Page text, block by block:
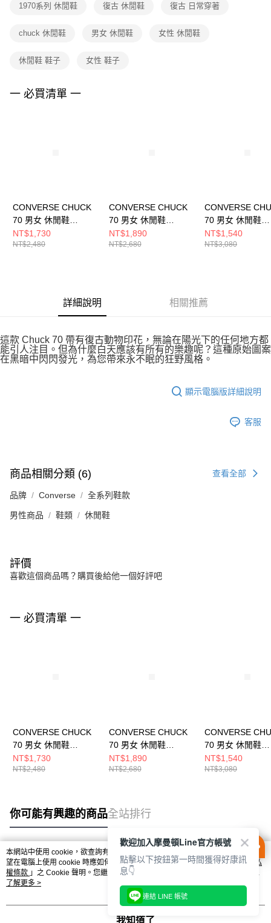
１．透過由恩沛科技股份有限公司提供之「AFTEE先享後付」服務完成之交
權轉讓予恩沛科技股份有限公司。
３．未成年的使用者請事先徵得法定代理人或監護人之同意方可使用
４．使用「AFTEE先享後付」時，將依據個別帳號之用戶狀況，依本公司即
1970系列 休閒鞋 復古 休閒鞋 復古 日常穿著
chuck 休閒鞋 男女 休閒鞋 女性 休閒鞋
休閒鞋 鞋子 女性 鞋子
一 必買清單 一
CONVERSE CHUCK
70 男女 休閒鞋
A13840C
NT$1,730
NT$2,480
CONVERSE CHUCK
70 男女 休閒鞋
A13852C
NT$1,890
NT$2,680
CONVERSE
70 男女 休閒鞋
A12455C
NT$1,540
NT$3,080
詳細說明 相關推薦
這款 Chuck 70 帶有復古動物印花，無論在陽光下的任何地方都
能引人注目。但為什麼白天應該有所有的樂趣呢？這種原始圖案
在黑暗中閃閃發光，為您帶來永不眠的狂野風格。
顯示電腦版詳細說明
客服
商品相關分類 (6) 查看全部
品牌 Converse 全系列鞋款
男性商品 鞋類 休閒鞋
評價
喜歡這個商品嗎？購買後給他一個好評吧
一 必買清單 一
CONVERSE CHUCK
70 男女 休閒鞋
A13840C
NT$1,730
NT$2,480
CONVERSE CHUCK
70 男女 休閒鞋
A13852C
NT$1,890
NT$2,680
CONVERSE
70 男女 休閒鞋
A12455C
NT$1,540
NT$3,080
你可能有興趣的商品全站排行
熱門標籤
本網站中使用 cookie，欲查詢有關本網站使用 cookie 方式之詳情，及若您不希
望在電腦上使用 cookie 時應如何變更電腦的 cookie 設定，請參閱本網站「
隱私
權條款 」之 Cookie 聲明。您繼續使用本網站即表示您同意本公司得按本網站使
用條款之 Cookie 聲明使用 cookie。
了解更多 >
我知道了
歡迎加入摩曼頓Line官方帳號
點擊以下按鈕第一時間獲得好康訊
息👇
連結 LINE 帳號